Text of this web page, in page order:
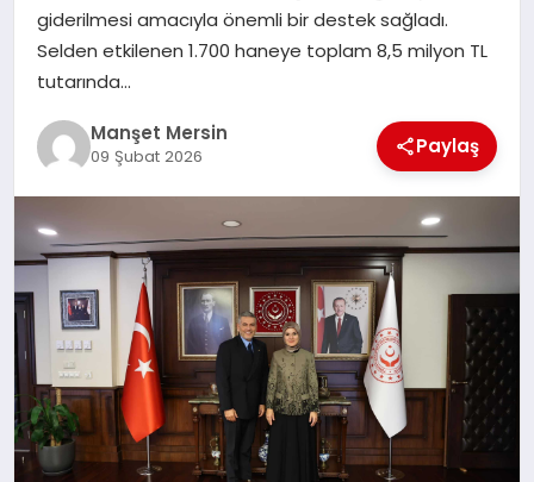
SAĞLIK
SİYASET
SPOR
DİĞER
giderilmesi amacıyla önemli bir destek sağladı.
Selden etkilenen 1.700 haneye toplam 8,5 milyon TL
tutarında…
Manşet Mersin
09 Şubat 2026 Paylaş